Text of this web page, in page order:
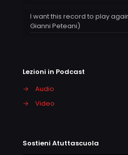
I want this record to play
Gianni Peteani)
Lezioni in Podcast
→
Audio
→
Video
Sostieni Atuttascuola